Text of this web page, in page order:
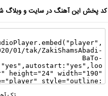
کد پخش این آهنگ در سایت و وبلاگ